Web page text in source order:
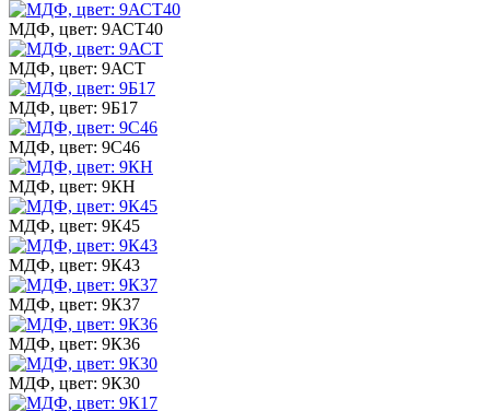
МДФ, цвет: 9АСТ40
МДФ, цвет: 9АСТ
МДФ, цвет: 9Б17
МДФ, цвет: 9С46
МДФ, цвет: 9КН
МДФ, цвет: 9К45
МДФ, цвет: 9К43
МДФ, цвет: 9К37
МДФ, цвет: 9К36
МДФ, цвет: 9К30